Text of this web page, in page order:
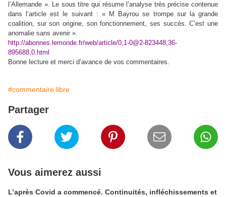
l’Allemande ». Le sous titre qui résume l’analyse très précise contenue
dans l’article est le suivant : « M Bayrou se trompe sur la grande
coalition, sur son origine, son fonctionnement, ses succès. C’est une
anomalie sans avenir ».
http://abonnes.lemonde.fr/web/article/0,1-0@2-823448,36-
895688,0.html
Bonne lecture et merci d’avance de vos commentaires.
#commentaire libre
Partager
Vous aimerez aussi
L’après Covid a commencé. Continuités, infléchissements et